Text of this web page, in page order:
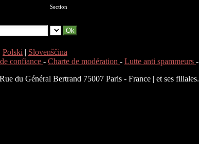
Section
Polski | Slovenščina
confiance - Charte de modération - Lutte anti spammeurs -
du Général Bertrand 75007 Paris - France | et ses filiales.